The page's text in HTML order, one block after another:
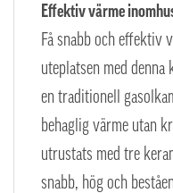
Effektiv värme
Få snabb och effektiv
uteplatsen med
en traditionell
behaglig värme utan
utrustats med tre
snabb, hög och